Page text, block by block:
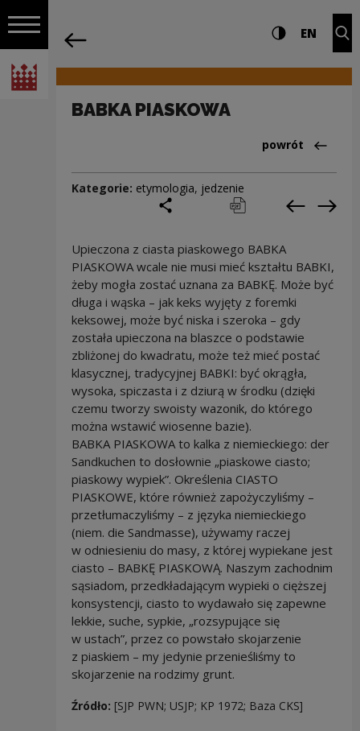
Włącz nawigację
Narodowe Centrum Kultury
Nawigacja Ustawienia i Wysoki
EN
BABKA PIASKOWA
Powrót
powrót
Kategorie: etymologia, jedzenie
podziel się
drukuj pobierz
Upieczona z ciasta piaskowego BABKA
PIASKOWA wcale nie musi mieć kształtu BABKI,
żeby mogła zostać uznana za BABKĘ. Może być
długa i wąska – jak keks wyjęty z foremki
keksowej, może być niska i szeroka – gdy
została upieczona na blaszce o podstawie
zbliżonej do kwadratu, może też mieć postać
klasycznej, tradycyjnej BABKI: być okrągła,
wysoka, spiczasta i z dziurą w środku (dzięki
czemu tworzy swoisty wazonik, do którego
można wstawić wiosenne bazie).
BABKA PIASKOWA to kalka z niemieckiego: der
Sandkuchen to dosłownie „piaskowe ciasto;
piaskowy wypiek”. Określenia CIASTO
PIASKOWE, które również zapożyczyliśmy –
przetłumaczyliśmy – z języka niemieckiego
(niem. die Sandmasse), używamy raczej
w odniesieniu do masy, z której wypiekane jest
ciasto – BABKĘ PIASKOWĄ. Naszym zachodnim
sąsiadom, przedkładającym wypieki o cięższej
konsystencji, ciasto to wydawało się zapewne
lekkie, suche, sypkie, „rozsypujące się
w ustach”, przez co powstało skojarzenie
z piaskiem – my jedynie przenieśliśmy to
skojarzenie na rodzimy grunt.
Źródło: [SJP PWN; USJP; KP 1972; Baza CKS]